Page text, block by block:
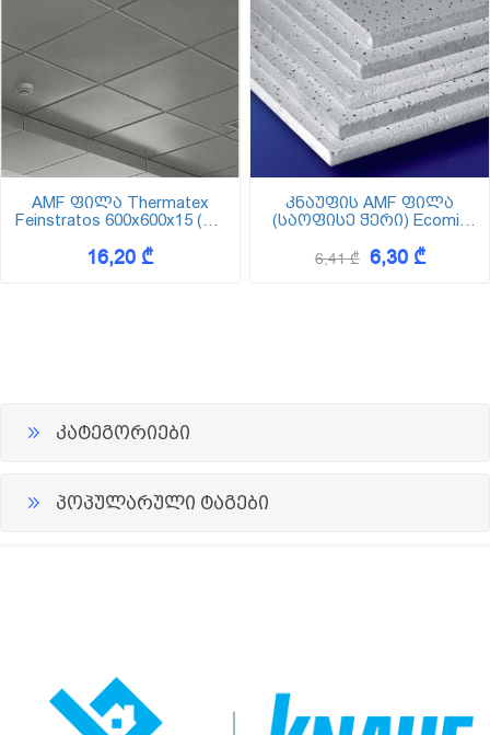
AMF ფილა Thermatex
Feinstratos 600x600x15 (VT
16,20 ₾
კნაუფის AMF ფილა
(საოფისე ჭერი) Ecomin
(შეფუთვა 18ც-6,48 კვ.მ)
6,41 ₾ 6,30 ₾
კატეგორიები
პოპულარული ტაგები